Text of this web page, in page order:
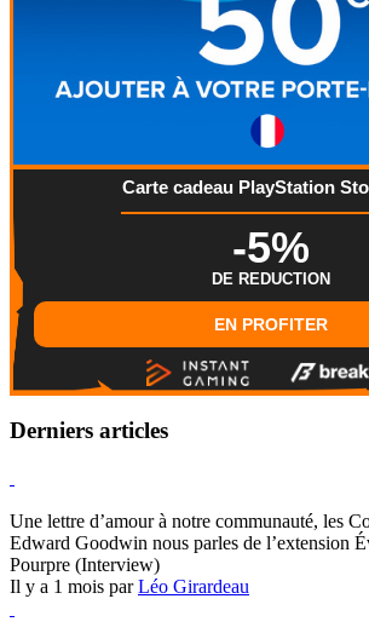
Carte cadeau PlayStation
-5%
DE REDUCTION
EN PROFITER
Derniers articles
Une lettre d’amour à notre communauté, les
Edward Goodwin nous parles de l’extension
Pourpre (Interview)
Il y a 1 mois parLéo Girardeau